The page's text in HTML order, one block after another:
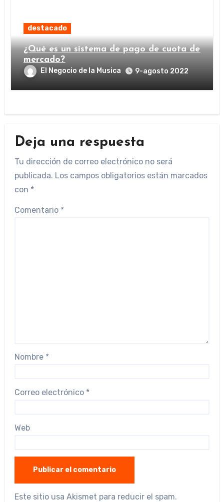
destacado
¿Qué es un sistema de pago de cuota de
mercado?
El Negocio de la Musica 9-agosto 2022
Deja una respuesta
Tu dirección de correo electrónico no será
publicada. Los campos obligatorios están marcados
con *
Comentario *
Nombre *
Correo electrónico *
Web
Este sitio usa Akismet para reducir el spam.